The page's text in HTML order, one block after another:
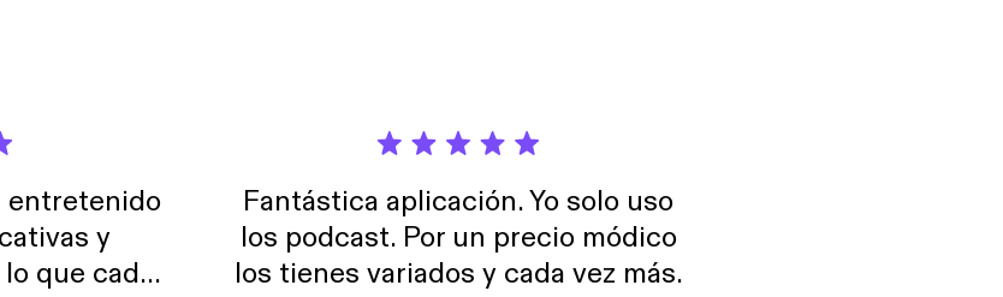
entretenido
y
que cada
Fantástica aplicación. Yo solo uso
los podcast. Por un precio módico
los tienes variados y cada vez más.